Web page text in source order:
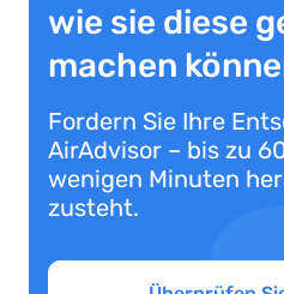
wie sie diese
machen
Fordern Sie Ihre
AirAdvisor – bis zu
wenigen Minuten
zusteht.